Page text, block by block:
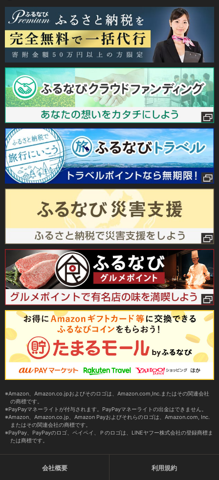
Amazon、Amazon.co.jpおよびそのロゴは、Amazon.com,Inc.またはその関連会社
の商標です。
PayPayマネーライトが付与されます。PayPayマネーライトの出金はできません。
Amazon、Amazon.co.jp、Amazon Payおよびそれらのロゴは、Amazon.com, Inc.
またはその関連会社の商標です。
PayPay、PayPayのロゴ、ペイペイ、Ｐのロゴは、LINEヤフー株式会社の登録商標ま
たは商標です。
会社概要 利用規約